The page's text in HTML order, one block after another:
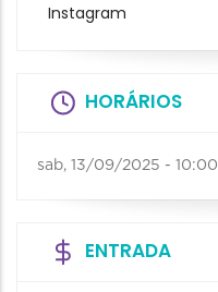
Instagram
HORÁRIOS
sab, 13/09/2025 - 10:00
ENTRADA